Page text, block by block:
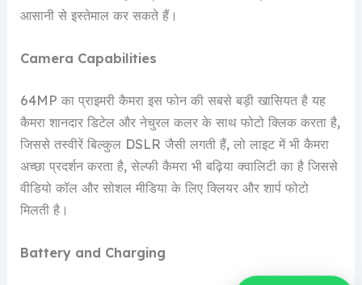
आसानी से इस्तेमाल कर सकते हैं।
Camera Capabilities
64MP का प्राइमरी कैमरा इस फोन की सबसे बड़ी खासियत है यह
कैमरा शानदार डिटेल और नेचुरल कलर के साथ फोटो क्लिक करता है,
जिससे तस्वीरें बिल्कुल DSLR जैसी लगती हैं, लो लाइट में भी कैमरा
अच्छा प्रदर्शन करता है, सेल्फी कैमरा भी बढ़िया क्वालिटी का है जिससे
वीडियो कॉल और सोशल मीडिया के लिए क्लियर और शार्प फोटो
मिलती है।
Battery and Charging